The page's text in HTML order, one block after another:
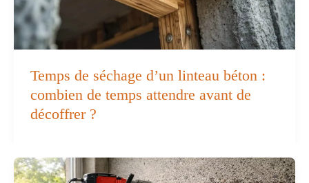
Temps de séchage d’un linteau béton :
combien de temps attendre avant de
décoffrer ?